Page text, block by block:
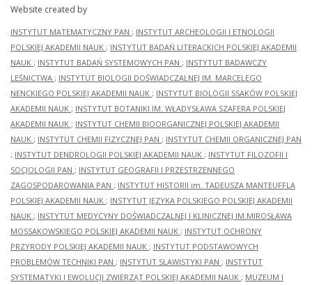
Website created by
INSTYTUT MATEMATYCZNY PAN ; INSTYTUT ARCHEOLOGII I ETNOLOGII
POLSKIEJ AKADEMII NAUK ; INSTYTUT BADAŃ LITERACKICH POLSKIEJ AKADEMII
NAUK ; INSTYTUT BADAŃ SYSTEMOWYCH PAN ; INSTYTUT BADAWCZY
LEŚNICTWA ; INSTYTUT BIOLOGII DOŚWIADCZALNEJ IM. MARCELEGO
NENCKIEGO POLSKIEJ AKADEMII NAUK ; INSTYTUT BIOLOGII SSAKÓW POLSKIEJ
AKADEMII NAUK ; INSTYTUT BOTANIKI IM. WŁADYSŁAWA SZAFERA POLSKIEJ
AKADEMII NAUK ; INSTYTUT CHEMII BIOORGANICZNEJ POLSKIEJ AKADEMII
NAUK ; INSTYTUT CHEMII FIZYCZNEJ PAN ; INSTYTUT CHEMII ORGANICZNEJ PAN
; INSTYTUT DENDROLOGII POLSKIEJ AKADEMII NAUK ; INSTYTUT FILOZOFII I
SOCJOLOGII PAN ; INSTYTUT GEOGRAFII I PRZESTRZENNEGO
ZAGOSPODAROWANIA PAN ; INSTYTUT HISTORII im. TADEUSZA MANTEUFFLA
POLSKIEJ AKADEMII NAUK ; INSTYTUT JĘZYKA POLSKIEGO POLSKIEJ AKADEMII
NAUK ; INSTYTUT MEDYCYNY DOŚWIADCZALNEJ I KLINICZNEJ IM.MIROSŁAWA
MOSSAKOWSKIEGO POLSKIEJ AKADEMII NAUK ; INSTYTUT OCHRONY
PRZYRODY POLSKIEJ AKADEMII NAUK ; INSTYTUT PODSTAWOWYCH
PROBLEMÓW TECHNIKI PAN ; INSTYTUT SLAWISTYKI PAN ; INSTYTUT
SYSTEMATYKI I EWOLUCJI ZWIERZĄT POLSKIEJ AKADEMII NAUK ; MUZEUM I